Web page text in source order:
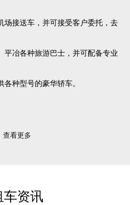
接送车，并可接受客户委托，去
冶各种旅游巴士，并可配备专业
种型号的豪华轿车。
查看更多
车资讯